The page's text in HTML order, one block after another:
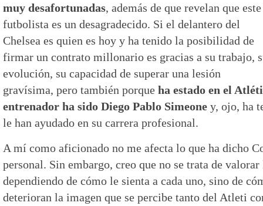
muy desafortunadas, además de que revelan que este
futbolista es un desagradecido. Si el delantero del
Chelsea es quien es hoy y ha tenido la posibilidad de
firmar un contrato millonario es gracias a su trabajo,
evolución, su capacidad de superar una lesión
gravísima, pero también porque ha estado en el
entrenador ha sido Diego Pablo Simeone y, ojo, ha
le han ayudado en su carrera profesional.
A mí como aficionado no me afecta lo que ha dicho
personal. Sin embargo, creo que no se trata de
dependiendo de cómo le sienta a cada uno, sino de
deterioran la imagen que se percibe tanto del Atleti